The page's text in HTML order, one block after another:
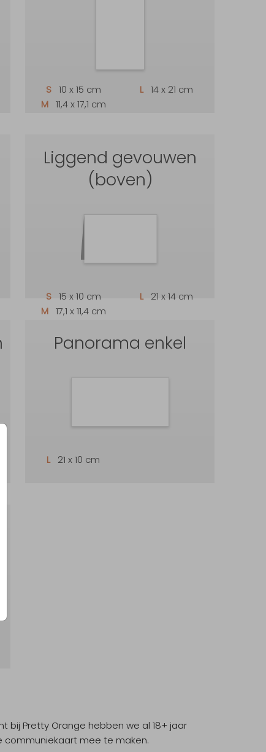
S 10 x 15 cm
M 11,4 x 17,1 cm
L 14 x 21 cm
Liggend gevouwen
(boven)
S 15 x 10 cm
M 17,1 x 11,4 cm
L 21 x 14 cm
Panorama enkel
L 21 x 10 cm
bij Pretty Orange hebben we al 18+ jaar
communiekaart mee te maken.